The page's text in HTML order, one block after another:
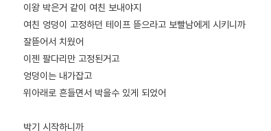
이왕 박은거 같이 여친 보내야지
여친 엉덩이 고정하던 테이프 뜯으라고 보빨남에게 시키니까
잘뜯어서 치웠어
이젠 팔다리만 고정된거고
엉덩이는 내가잡고
위아래로 흔들면서 박을수 있게 되었어
박기 시작하니까